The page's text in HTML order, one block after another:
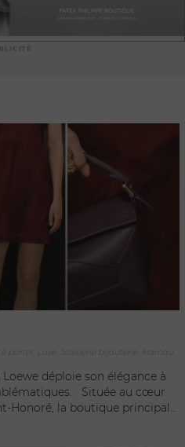
déploie son élégance à
Située au cœur
Honoré, la boutique principale